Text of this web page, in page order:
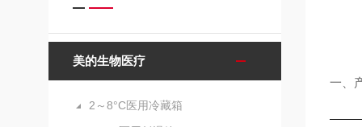
美的生物医疗
2～8°C医用冷藏箱
一、